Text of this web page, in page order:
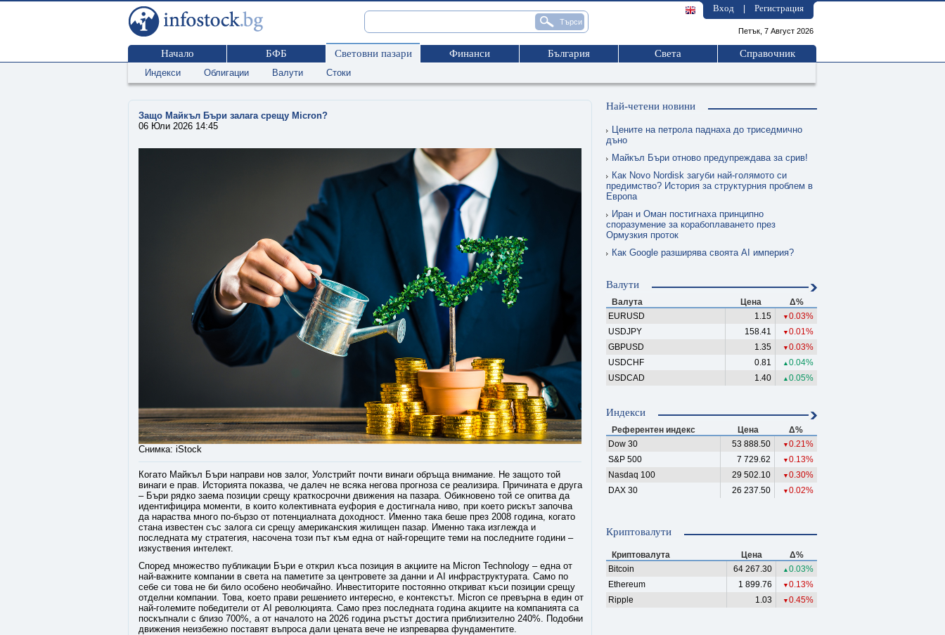
Вход Регистрация
Петък, 7 Август 2026
Начало БФБ Световни пазари Финанси България Света Справочник
Индекси Облигации Валути Стоки
Защо Майкъл Бъри залага срещу Micron?
06 Юли 2026 14:45
Снимка: iStock
Когато Майкъл Бъри направи нов залог, Уолстрийт почти винаги обръща внимание. Не защото той
винаги е прав. Историята показва, че далеч не всяка негова прогноза се реализира. Причината е друга
– Бъри рядко заема позиции срещу краткосрочни движения на пазара. Обикновено той се опитва да
идентифицира моменти, в които колективната еуфория е достигнала ниво, при което рискът започва
да нараства много по-бързо от потенциалната доходност. Именно така беше през 2008 година, когато
стана известен със залога си срещу американския жилищен пазар. Именно така изглежда и
последната му стратегия, насочена този път към една от най-горещите теми на последните години –
изкуствения интелект.
Според множество публикации Бъри е открил къса позиция в акциите на Micron Technology – една от
най-важните компании в света на паметите за центровете за данни и AI инфраструктурата. Само по
себе си това не би било особено необичайно. Инвеститорите постоянно откриват къси позиции срещу
отделни компании. Това, което прави решението интересно, е контекстът. Micron се превърна в един от
най-големите победители от AI революцията. Само през последната година акциите на компанията са
поскъпнали с близо 700%, а от началото на 2026 година ръстът достига приблизително 240%. Подобни
движения неизбежно поставят въпроса дали цената вече не изпреварва фундаментите.
Най-четени новини
Цените на петрола паднаха до триседмично
дъно
Майкъл Бъри отново предупреждава за срив!
Как Novo Nordisk загуби най-голямото си
предимство? История за структурния проблем в
Европа
Иран и Оман постигнаха принципно
споразумение за корабоплаването през
Ормузкия проток
Как Google разширява своята AI империя?
Валути
Валута Цена
Δ%
EURUSD
1.15 ▼ 0.03%
USDJPY
158.41 ▼ 0.01%
GBPUSD
1.35 ▼ 0.03%
USDCHF
0.81 ▲ 0.04%
USDCAD
1.40 ▲ 0.05%
Индекси
Референтен индекс Цена
Δ%
Dow 30
53 888.50 ▼ 0.21%
S&P 500
7 729.62 ▼ 0.13%
Nasdaq 100
29 502.10 ▼ 0.30%
DAX 30
26 237.50 ▼ 0.02%
Криптовалути
Криптовалута Цена
Δ%
Bitcoin
64 267.30 ▲ 0.03%
Ethereum
1 899.76 ▼ 0.13%
Ripple
1.03 ▼ 0.45%